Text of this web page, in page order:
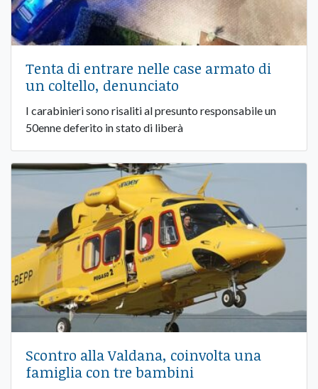
Tenta di entrare nelle case armato di
un coltello, denunciato
I carabinieri sono risaliti al presunto responsabile un
50enne deferito in stato di liberà
Scontro alla Valdana, coinvolta una
famiglia con tre bambini